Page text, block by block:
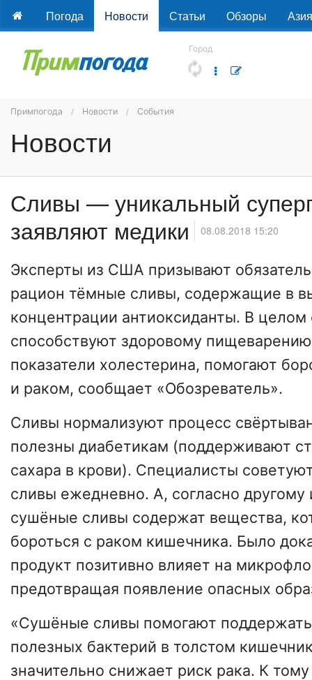
Погода Новости Статьи Обзоры Азия
Город
Примпогода Новости События
Новости
Сливы — уникальный
заявляют медики
08.08.2018 15:20
Эксперты из США призывают
рацион тёмные сливы, содержащие в
концентрации антиоксиданты. В целом
способствуют здоровому
показатели холестерина, помогают
и раком, сообщает «Обозреватель».
Сливы нормализуют процесс
полезны диабетикам (поддерживают
сахара в крови). Специалисты
сливы ежедневно. А, согласно
сушёные сливы содержат вещества,
бороться с раком кишечника. Было
продукт позитивно влияет на
предотвращая появление опасных
«Сушёные сливы помогают
полезных бактерий в толстом
значительно снижает риск рака. К